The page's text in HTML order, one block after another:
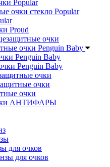
Popular
очки стекло Popular
Proud
очки
очки Penguin Baby
Penguin Baby
Penguin Baby
очки
очки
очки
АНТИФАРЫ
для очков
для очков